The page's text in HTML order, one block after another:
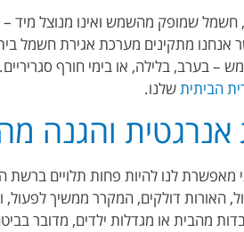
חשמל שמופק מהשמש ואינו מנוצל מיד
אנחנו מתקינים מערכת אגירת חשמל
– בערב, בלילה, או בימי חורף
הביתיתשלנו.
והגנה
מאפשרת לנו להיות פחות תלויים
האורות דולקים, המקרר ממשיך לפעול,
מהבית או מגדלות ילדים, מדובר